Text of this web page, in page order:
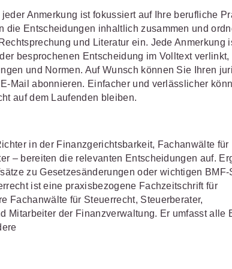
die zu Ihrem Fachgebiet passen.
Notare
Öffentliches Dienstrecht
Steuerrecht
Unternehmensjuristen
vor
.
JURIS AKADEMIE
Qualifiziert und zertifiziert: Online-
Fortbildungenfür Fachanwältein
allen wichtigen Fachgebieten.
Anmerkung ist fokussiert auf Ihre berufliche
die Entscheidungen inhaltlich zusammen und
und Literatur ein. Jede Anmerkung
besprochenen Entscheidung im Volltext verlinkt,
und Normen. Auf Wunsch können Sie Ihren
Mail abonnieren. Einfacher und verlässlicher
auf dem Laufenden bleiben.
in der Finanzgerichtsbarkeit, Fachanwälte für
– bereiten die relevanten Entscheidungen auf.
zu Gesetzesänderungen oder wichtigen BMF-
ist eine praxisbezogene Fachzeitschrift für
Fachanwälte für Steuerrecht, Steuerberater,
Mitarbeiter der Finanzverwaltung. Er umfasst alle